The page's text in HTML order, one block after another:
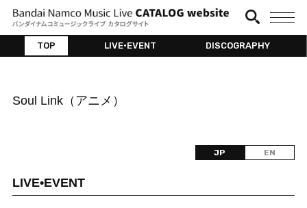
TOP LIVE•EVENT DISCOGRAPHY
Soul Link（アニメ）
JP EN
LIVE•EVENT